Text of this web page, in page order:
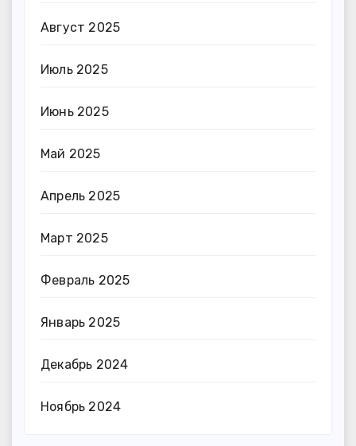
Август 2025
Июль 2025
Июнь 2025
Май 2025
Апрель 2025
Март 2025
Февраль 2025
Январь 2025
Декабрь 2024
Ноябрь 2024